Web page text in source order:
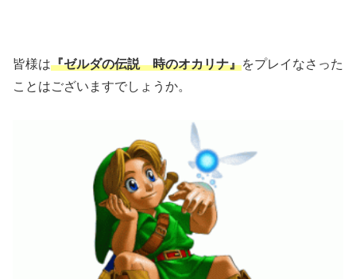
皆様は『ゼルダの伝説 時のオカリナ』をプレイなさった
ことはございますでしょうか。